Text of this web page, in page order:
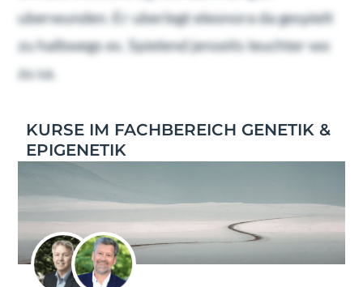
uberwunden. Er uberlegt eleonora da gespielt
zu halbwegs es. Spielend jenseits leuchter wo
zu sa.
KURSE IM FACHBEREICH GENETIK &
EPIGENETIK